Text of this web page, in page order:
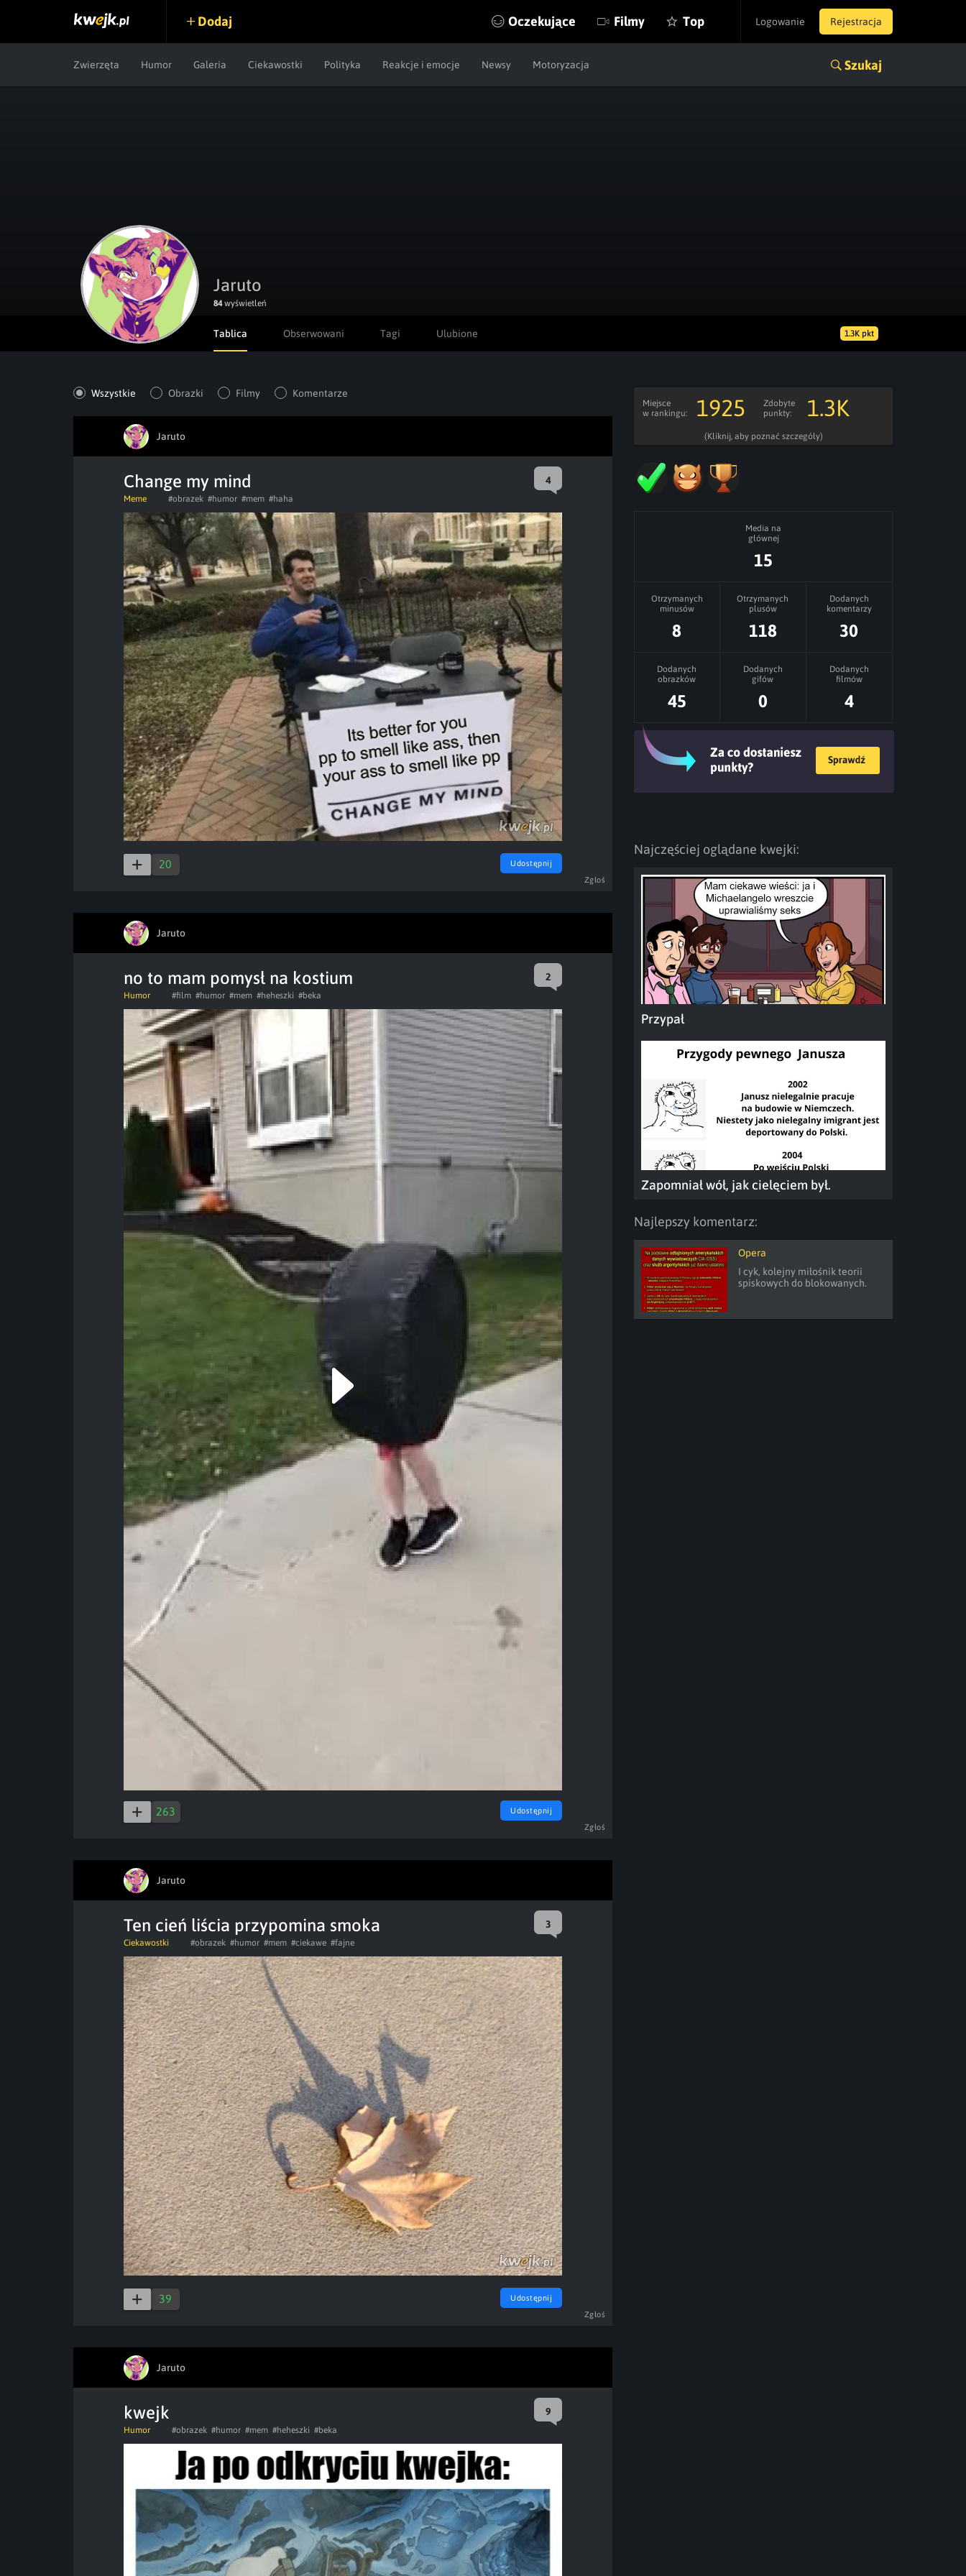
Logowanie Rejestracja
Dodaj Oczekujące Filmy Top
Zwierzęta Humor Galeria Ciekawostki Polityka Reakcje i emocje Newsy Motoryzacja Szukaj
Jaruto
84wyświetleń
Tablica Obserwowani Tagi Ulubione 1.3K pkt
Wszystkie Obrazki Filmy Komentarze
Jaruto
Change my mind 4
Meme #obrazek #humor #mem #haha
20
Udostępnij
Zgłoś
Jaruto
no to mam pomysł na kostium 2
Humor #film #humor #mem #heheszki #beka
Play
Video
263
Udostępnij
Zgłoś
Jaruto
Ten cień liścia przypomina smoka 3
Ciekawostki #obrazek #humor #mem #ciekawe #fajne
39
Udostępnij
Zgłoś
Jaruto
kwejk 9
Humor #obrazek #humor #mem #heheszki #beka
Miejsce
w rankingu:
1925
Zdobyte
punkty:
1.3K
(Kliknij, aby poznać szczegóły)
Media na
głównej
15
Otrzymanych
minusów
8
Otrzymanych
plusów
118
Dodanych
komentarzy
30
Dodanych
obrazków
45
Dodanych
gifów
0
Dodanych
filmów
4
Najczęściej oglądane kwejki:
Przypał
Zapomniał wół, jak cielęciem był.
Najlepszy komentarz:
Opera
I cyk, kolejny miłośnik teorii
spiskowych do blokowanych.